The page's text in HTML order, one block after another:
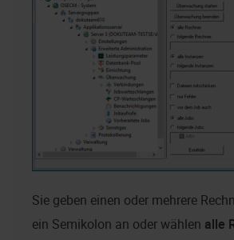
Sie geben einen oder mehrere
ein Semikolon an oder wählen alle